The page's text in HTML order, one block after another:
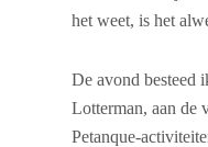
het weet, is het
De avond besteed
Lotterman, aan de
Petanque-